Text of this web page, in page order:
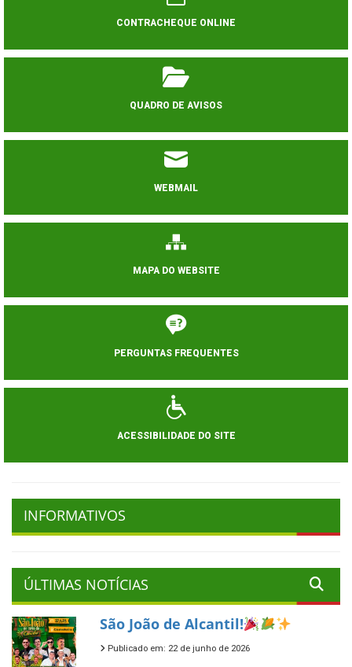
CONTRACHEQUE ONLINE
QUADRO DE AVISOS
WEBMAIL
MAPA DO WEBSITE
PERGUNTAS FREQUENTES
ACESSIBILIDADE DO SITE
INFORMATIVOS
ÚLTIMAS NOTÍCIAS
São João de Alcantil!
Publicado em: 22 de junho de 2026